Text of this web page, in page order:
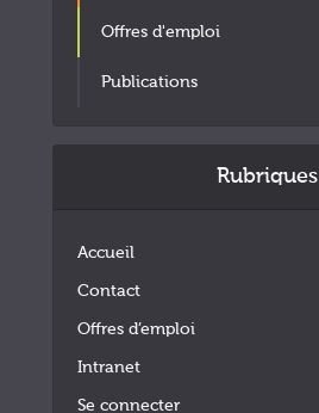
Offres d'emploi
Publications
Rubriques
Accueil
Contact
Offres d’emploi
Intranet
Se connecter